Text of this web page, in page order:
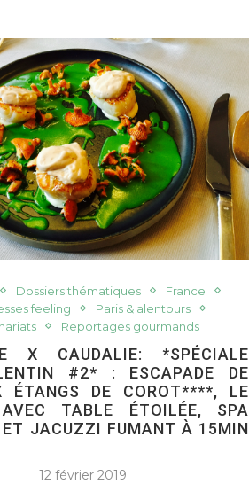
Dossiers thématiques
France
feeling
Paris & alentours
Reportages gourmands
X CAUDALIE: *SPÉCIALE
#2* : ESCAPADE DE
ÉTANGS DE COROT****, LE
TABLE ÉTOILÉE, SPA
ET JACUZZI FUMANT À 15MIN
12 février 2019